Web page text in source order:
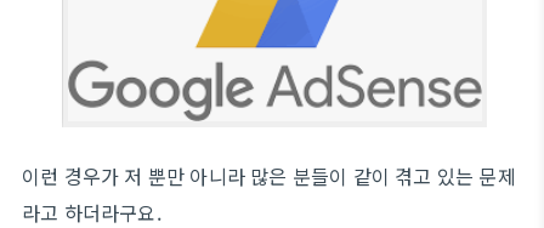
이런 경우가 저 뿐만 아니라 많은 분들이 같이 겪고 있는 문제
라고 하더라구요.